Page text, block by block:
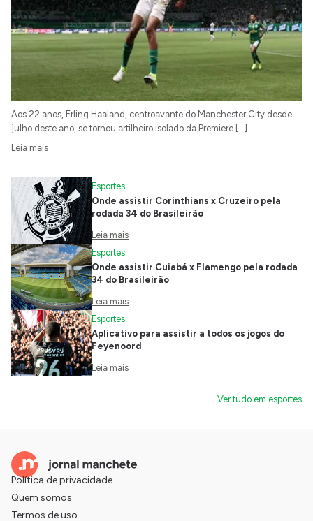
Aos 22 anos, Erling Haaland, centroavante do Manchester City desde
julho deste ano, se tornou artilheiro isolado da Premiere […]
Leia mais
Esportes
Onde assistir Corinthians x Cruzeiro pela
rodada 34 do Brasileirão
Leia mais
Esportes
Onde assistir Cuiabá x Flamengo pela rodada
34 do Brasileirão
Leia mais
Esportes
Aplicativo para assistir a todos os jogos do
Feyenoord
Leia mais
Ver tudo em esportes
Política de privacidade
Quem somos
Termos de uso